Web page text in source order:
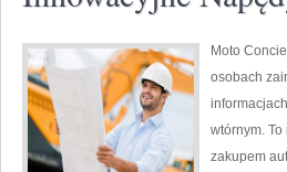
Moto
osobach
wtórnym.
zakupem